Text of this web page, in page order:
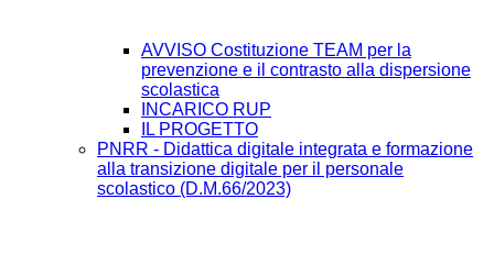
AVVISO Costituzione TEAM per la
prevenzione e il contrasto alla dispersione
scolastica
INCARICO RUP
IL PROGETTO
PNRR - Didattica digitale integrata e formazione
alla transizione digitale per il personale
scolastico (D.M.66/2023)